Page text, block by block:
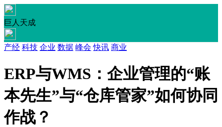
巨人天成
产经 科技 企业 数据 峰会 快讯 商业
ERP与WMS：企业管理的“账
本先生”与“仓库管家”如何协同
作战？